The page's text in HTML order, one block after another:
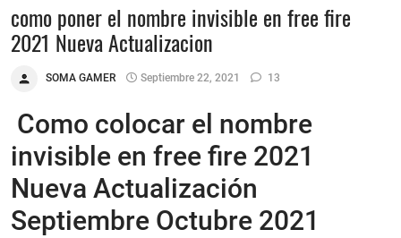
como poner el nombre invisible en free fire
2021 Nueva Actualizacion
SOMA GAMER Septiembre 22, 2021 13
Como colocar el nombre
invisible en free fire 2021
Nueva Actualización
Septiembre Octubre 2021